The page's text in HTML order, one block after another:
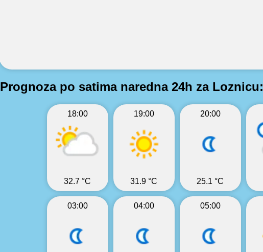
Prognoza po satima naredna 24h za Loznicu:
18:00
32.7 °C
19:00
31.9 °C
20:00
25.1 °C
03:00 04:00 05:00